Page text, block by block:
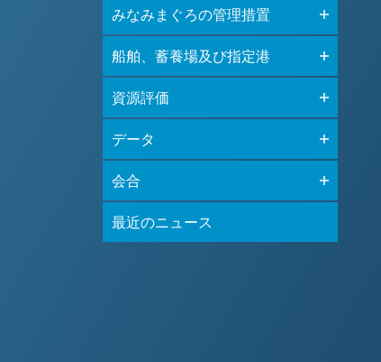
みなみまぐろの管理措置
船舶、蓄養場及び指定港
資源評価
データ
会合
最近のニュース